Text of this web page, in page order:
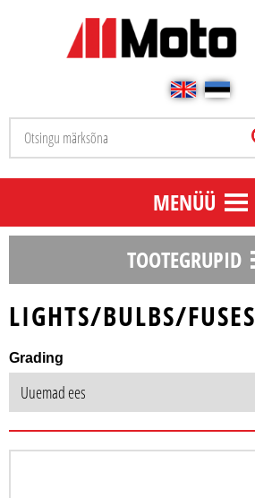
MENÜÜ
TOOTEGRUPID
LIGHTS/BULBS/FUSES
Grading